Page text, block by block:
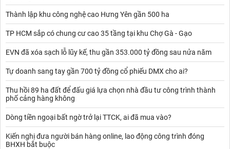
Thành lập khu công nghệ cao Hưng Yên gần 500 ha
TP HCM sắp có chung cư cao 35 tầng tại khu Chợ Gà - Gạo
EVN đã xóa sạch lỗ lũy kế, thu gần 353.000 tỷ đồng sau nửa năm
Tự doanh sang tay gần 700 tỷ đồng cổ phiếu DMX cho ai?
Thu hồi 89 ha đất để đấu giá lựa chọn nhà đầu tư công trình thành
phố cảng hàng không
Dòng tiền ngoại bất ngờ trở lại TTCK, ai đã mua vào?
Kiến nghị đưa người bán hàng online, lao động công trình đóng
BHXH bắt buộc